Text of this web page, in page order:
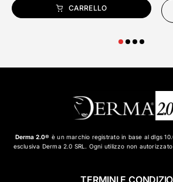
CARRELLO
Derma 2.0® è un marchio registrato in base al dlgs
esclusiva Derma 2.0 SRL. Ogni utilizzo non